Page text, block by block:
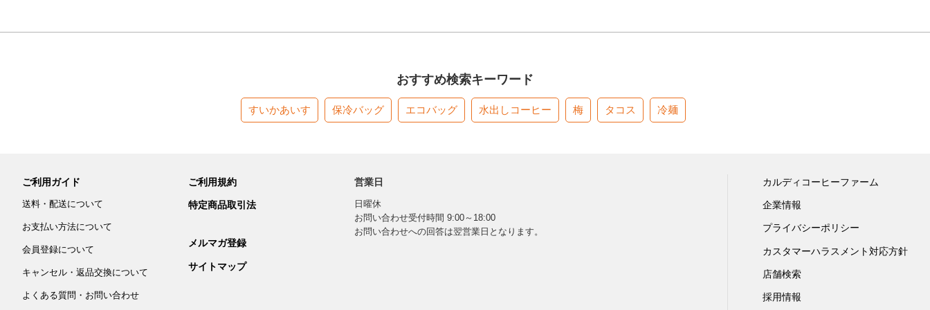
おすすめ検索キーワード
すいかあいす 保冷バッグ エコバッグ 水出しコーヒー 梅 タコス 冷麺
ご利用ガイド
送料・配送について
お支払い方法について
会員登録について
キャンセル・返品交換について
よくある質問・お問い合わせ
ご利用規約
特定商品取引法
メルマガ登録
サイトマップ
営業日
日曜休
お問い合わせ受付時間 9:00～18:00
お問い合わせへの回答は翌営業日となります。
カルディコーヒーファーム
企業情報
プライバシーポリシー
カスタマーハラスメント対応方針
店舗検索
採用情報